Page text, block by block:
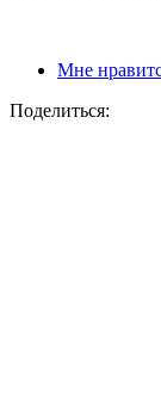
Мне
Поделиться: